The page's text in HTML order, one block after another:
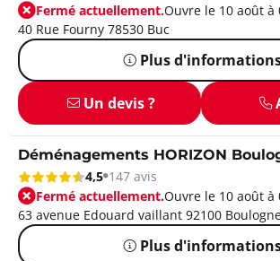
Fermé actuellement.Ouvre le 10 août à
40 Rue Fourny 78530 Buc
Plus
Un devis ?
Déménagements HORIZON
4,5 147 avis
Fermé actuellement.Ouvre le 10 août à
63 avenue Edouard vaillant 92100
Plus